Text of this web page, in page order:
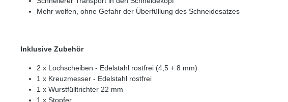
Mehr wolfen, ohne Gefahr der Überfüllung des Schneidesatzes
Inklusive Zubehör
2 x Lochscheiben - Edelstahl rostfrei (4,5 + 8 mm)
1 x Kreuzmesser - Edelstahl rostfrei
1 x Wurstfülltrichter 22 mm
1 x Stopfer